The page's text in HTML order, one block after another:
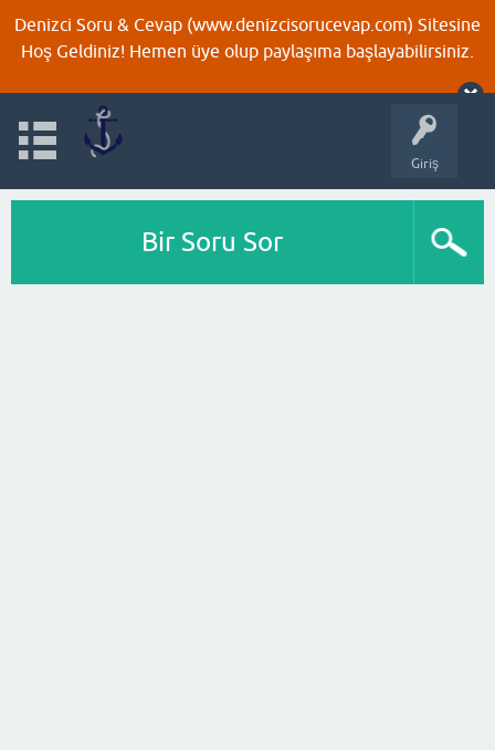
Denizci Soru & Cevap (www.denizcisorucevap.com) Sitesine
Hoş Geldiniz! Hemen üye olup paylaşıma başlayabilirsiniz.
Giriş
Bir Soru Sor